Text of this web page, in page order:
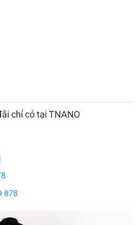
chỉ có tại TNANO
878